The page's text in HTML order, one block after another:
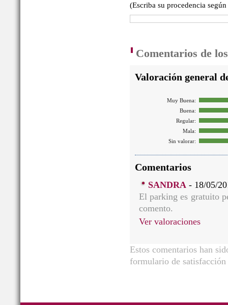
(Escriba su procedencia
Comentarios de
Valoración general
Muy Buena:
Buena:
Regular:
Mala:
Sin valorar:
Comentarios
SANDRA - 18/05/
El parking es gratuito
comento.
Ver valoraciones
Estos comentarios han
formulario de